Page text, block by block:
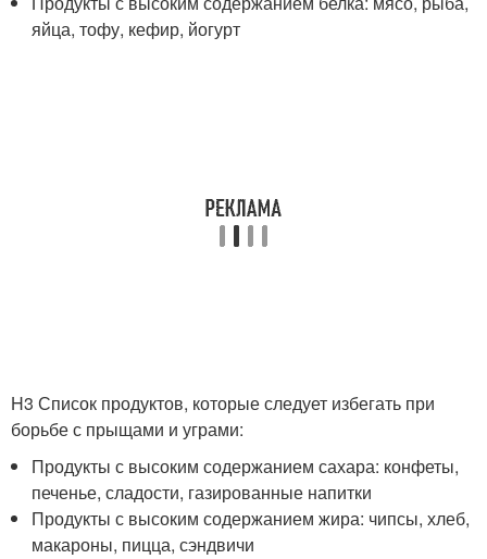
яйца, тофу, кефир, йогурт
H3 Список продуктов, которые следует избегать при
борьбе с прыщами и уграми:
Продукты с высоким содержанием сахара: конфеты,
печенье, сладости, газированные напитки
Продукты с высоким содержанием жира: чипсы, хлеб,
макароны, пицца, сэндвичи